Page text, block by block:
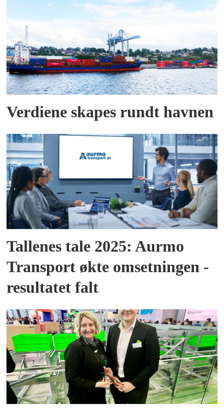
Verdiene skapes rundt havnen
Tallenes tale 2025: Aurmo
Transport økte omsetningen -
resultatet falt